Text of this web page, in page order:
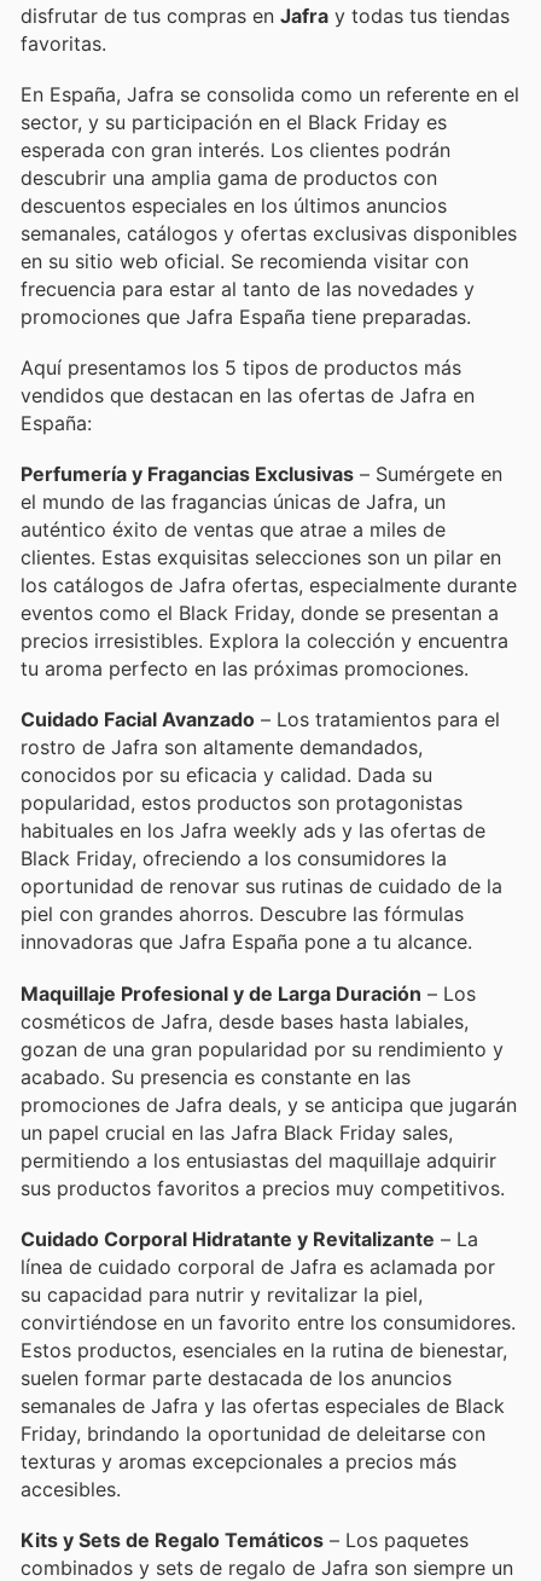
disfrutar de tus compras en Jafra y todas tus tiendas
favoritas.
En España, Jafra se consolida como un referente en el
sector, y su participación en el Black Friday es
esperada con gran interés. Los clientes podrán
descubrir una amplia gama de productos con
descuentos especiales en los últimos anuncios
semanales, catálogos y ofertas exclusivas disponibles
en su sitio web oficial. Se recomienda visitar con
frecuencia para estar al tanto de las novedades y
promociones que Jafra España tiene preparadas.
Aquí presentamos los 5 tipos de productos más
vendidos que destacan en las ofertas de Jafra en
España:
Perfumería y Fragancias Exclusivas – Sumérgete en
el mundo de las fragancias únicas de Jafra, un
auténtico éxito de ventas que atrae a miles de
clientes. Estas exquisitas selecciones son un pilar en
los catálogos de Jafra ofertas, especialmente durante
eventos como el Black Friday, donde se presentan a
precios irresistibles. Explora la colección y encuentra
tu aroma perfecto en las próximas promociones.
Cuidado Facial Avanzado – Los tratamientos para el
rostro de Jafra son altamente demandados,
conocidos por su eficacia y calidad. Dada su
popularidad, estos productos son protagonistas
habituales en los Jafra weekly ads y las ofertas de
Black Friday, ofreciendo a los consumidores la
oportunidad de renovar sus rutinas de cuidado de la
piel con grandes ahorros. Descubre las fórmulas
innovadoras que Jafra España pone a tu alcance.
Maquillaje Profesional y de Larga Duración – Los
cosméticos de Jafra, desde bases hasta labiales,
gozan de una gran popularidad por su rendimiento y
acabado. Su presencia es constante en las
promociones de Jafra deals, y se anticipa que jugarán
un papel crucial en las Jafra Black Friday sales,
permitiendo a los entusiastas del maquillaje adquirir
sus productos favoritos a precios muy competitivos.
Cuidado Corporal Hidratante y Revitalizante – La
línea de cuidado corporal de Jafra es aclamada por
su capacidad para nutrir y revitalizar la piel,
convirtiéndose en un favorito entre los consumidores.
Estos productos, esenciales en la rutina de bienestar,
suelen formar parte destacada de los anuncios
semanales de Jafra y las ofertas especiales de Black
Friday, brindando la oportunidad de deleitarse con
texturas y aromas excepcionales a precios más
accesibles.
Kits y Sets de Regalo Temáticos – Los paquetes
combinados y sets de regalo de Jafra son siempre un